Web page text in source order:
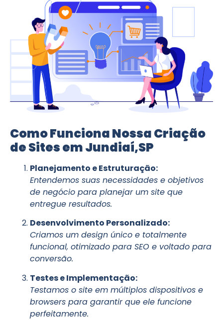
Como Funciona Nossa Criação
de Sites em Jundiaí,SP
Planejamento e Estruturação:
Entendemos suas necessidades e objetivos
de negócio para planejar um site que
entregue resultados.
Desenvolvimento Personalizado:
Criamos um design único e totalmente
funcional, otimizado para SEO e voltado para
conversão.
Testes e Implementação:
Testamos o site em múltiplos dispositivos e
browsers para garantir que ele funcione
perfeitamente.